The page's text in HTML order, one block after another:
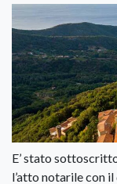
E’ stato
l’atto notarile con